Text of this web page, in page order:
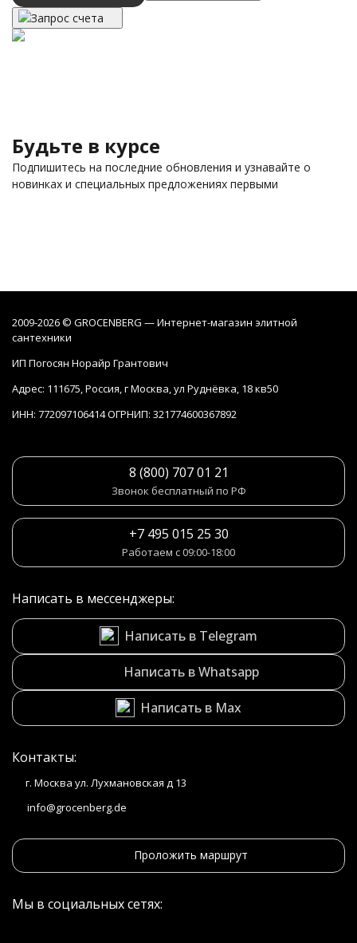
Запрос счета
Будьте в курсе
Подпишитесь на последние обновления и узнавайте о
новинках и специальных предложениях первыми
2009-2026 © GROCENBERG — Интернет-магазин элитной
сантехники
ИП Погосян Норайр Грантович
Адрес: 111675, Россия, г Москва, ул Руднёвка, 18 кв50
ИНН: 772097106414 ОГРНИП: 321774600367892
8 (800) 707 01 21
Звонок бесплатный по РФ
+7 495 015 25 30
Работаем с 09:00-18:00
Написать в мессенджеры:
Написать в Telegram
Написать в Whatsapp
Написать в Max
Контакты:
г. Москва ул. Лухмановская д 13
info@grocenberg.de
Проложить маршрут
Мы в социальных сетях: